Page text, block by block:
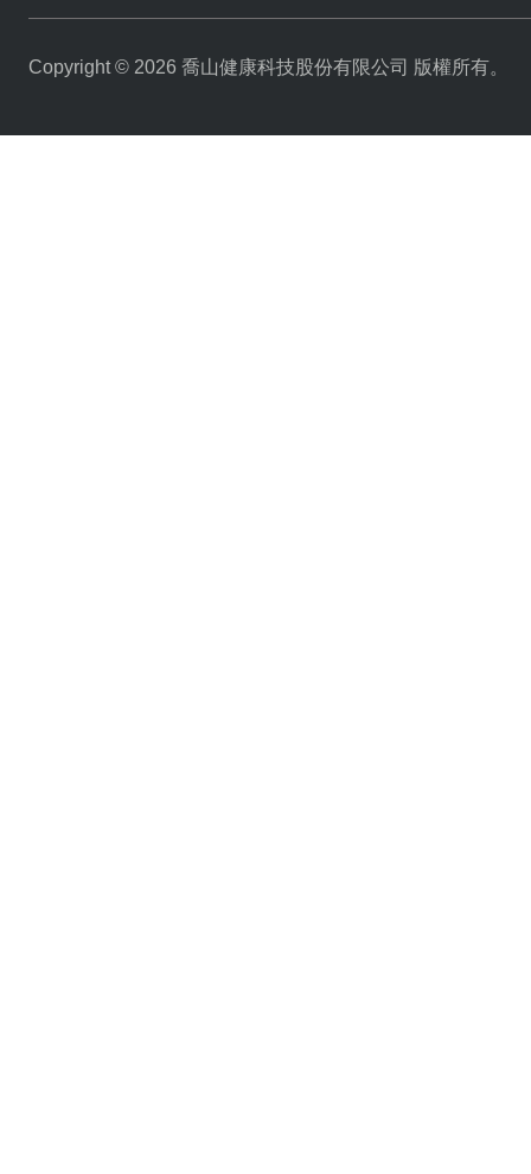
Copyright © 2026 喬山健康科技股份有限公司 版權所有。